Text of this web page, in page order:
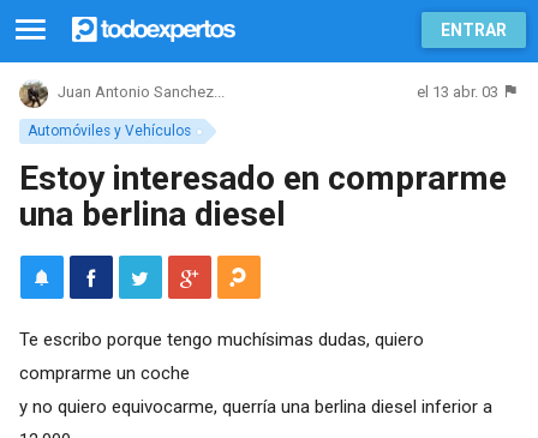
ENTRAR
Automóviles y Vehículos
Juan Antonio Sanchez... el 13 abr. 03
Estoy interesado en comprarme
una berlina diesel
Te escribo porque tengo muchísimas dudas, quiero
comprarme un coche
y no quiero equivocarme, querría una berlina diesel inferior a